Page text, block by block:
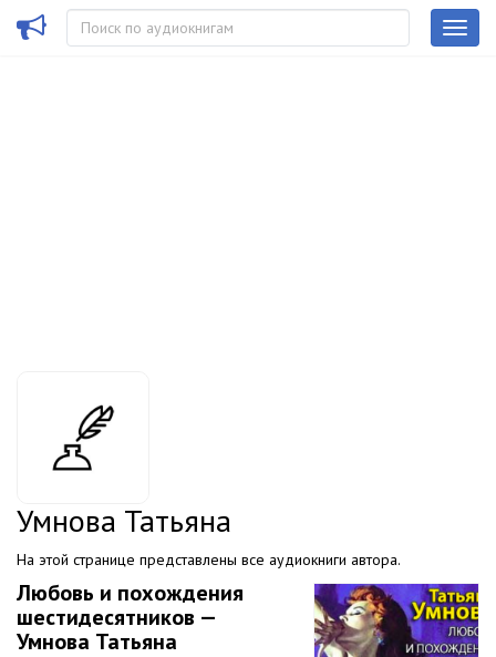
Умнова Татьяна
На этой странице представлены все аудиокниги автора.
Любовь и похождения
шестидесятников —
Умнова Татьяна